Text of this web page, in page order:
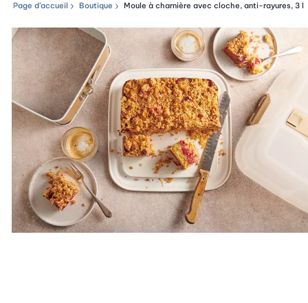
Chemin de navigation
Page d’accueil Boutique Moule à charnière avec cloche, anti-rayures, 3 l